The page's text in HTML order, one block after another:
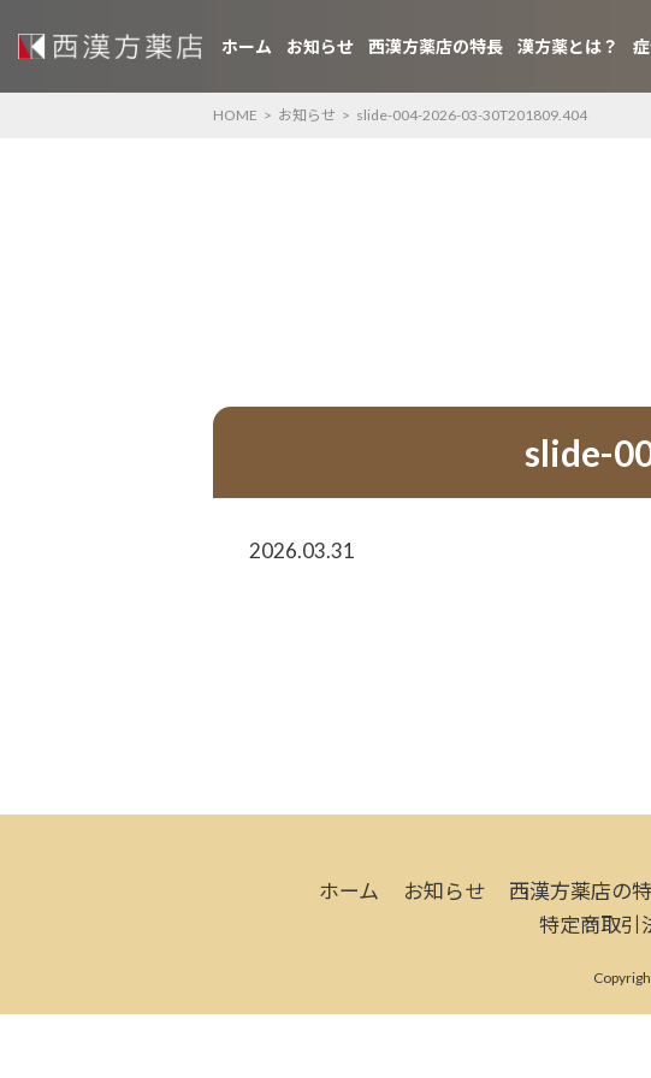
ホーム お知らせ 西漢方薬店の特長 漢方薬とは？
HOME > お知らせ > slide-004-2026-03-30T201809.404
slide-
2026.03.31
ホーム お知らせ 西漢方薬店の
特定商取引